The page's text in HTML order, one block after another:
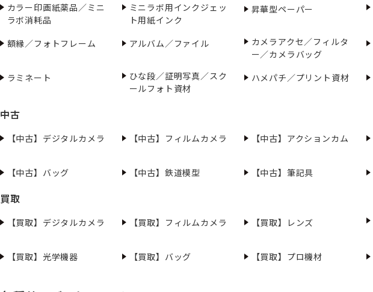
カラー印画紙薬品／ミニ
ラボ消耗品
ミニラボ用インクジェッ
ト用紙インク
昇華型ペーパー
額縁／フォトフレーム
アルバム／ファイル
カメラアクセ／フィルタ
ー／カメラバッグ
ラミネート
ひな段／証明写真／スク
ールフォト資材
ハメパチ／プリント資材
中古
【中古】デジタルカメラ 【中古】フィルムカメラ 【中古】アクションカム
【中古】バッグ 【中古】鉄道模型 【中古】筆記具
買取
【買取】デジタルカメラ 【買取】フィルムカメラ 【買取】レンズ
【買取】光学機器
【買取】バッグ 【買取】プロ機材